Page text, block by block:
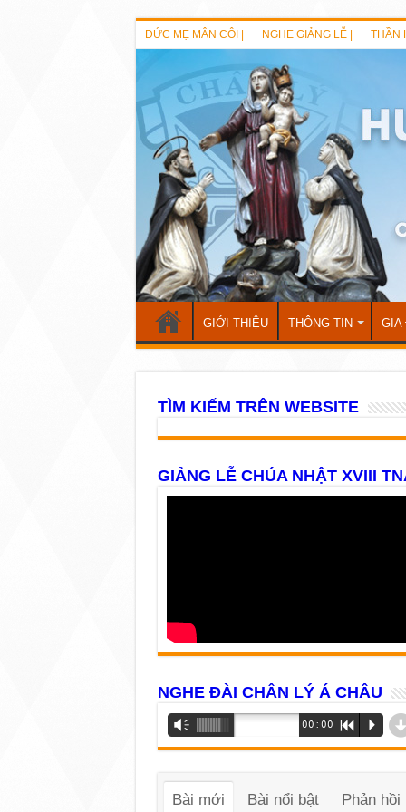
ĐỨC MẸ MÂN CÔI | NGHE GIẢNG LỄ | THẦN
GIỚI THIỆU THÔNG TIN GIA
TÌM KIẾM TRÊN WEBSITE
GIẢNG LỄ CHÚA NHẬT XVIII
NGHE ĐÀI CHÂN LÝ Á CHÂU
Trình
phát
âm
Vm 00:00 R P
Bài mới Bài nổi bật Phản hồi